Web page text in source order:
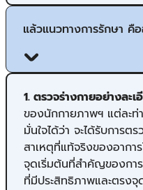
แล้วแนวทางการรักษา คือ
1. ตรวจร่างกายอย่างละเ
ของนักกายภาพฯ แต่ละ
มั่นใจได้ว่า จะได้รับการต
สาเหตุที่แท้จริงของอาก
จุดเริ่มต้นที่สำคัญของกา
ที่มีประสิทธิภาพและตรงจุ